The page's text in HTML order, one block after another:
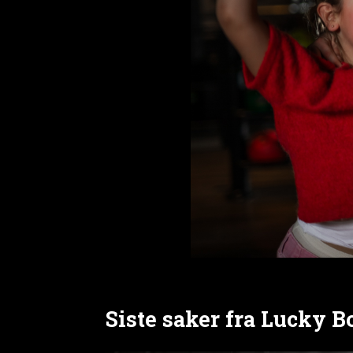
Siste saker fra Lucky